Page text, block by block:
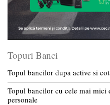
Topuri Banci
Topul bancilor dupa active si
Topul bancilor cu cele mai mici
personale